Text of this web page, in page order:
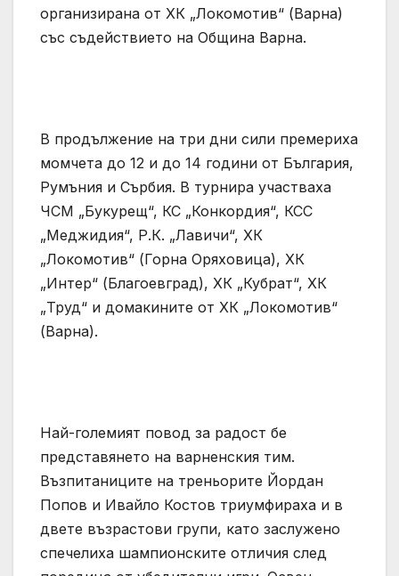
организирана от ХК „Локомотив“ (Варна)
със съдействието на Община Варна.
В продължение на три дни сили премериха
момчета до 12 и до 14 години от България,
Румъния и Сърбия. В турнира участваха
ЧСМ „Букурещ“, КС „Конкордия“, КСС
„Меджидия“, Р.К. „Лавичи“, ХК
„Локомотив“ (Горна Оряховица), ХК
„Интер“ (Благоевград), ХК „Кубрат“, ХК
„Труд“ и домакините от ХК „Локомотив“
(Варна).
Най-големият повод за радост бе
представянето на варненския тим.
Възпитаниците на треньорите Йордан
Попов и Ивайло Костов триумфираха и в
двете възрастови групи, като заслужено
спечелиха шампионските отличия след